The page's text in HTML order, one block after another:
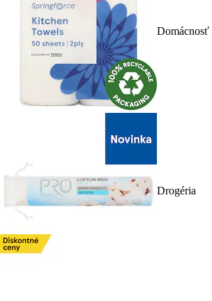
Domácnosť
Drogéria